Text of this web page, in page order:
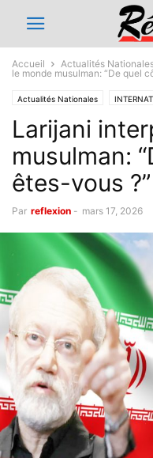
Accueil Actualités
le monde musulman: “De quel
Actualités Nationales
Larijani
musulman:
êtes-vous ?”
Par reflexion - mars 17, 2026